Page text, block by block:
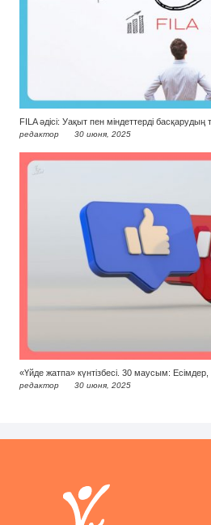
FILA әдісі: Уақыт пен міндеттерді басқарудың
редактор 30 июня, 2025
«Үйде жатпа» күнтізбесі. 30 маусым:
редактор 30 июня, 2025